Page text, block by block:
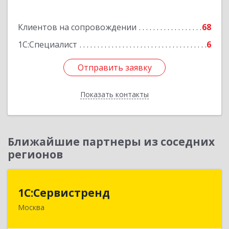
Клиентов на сопровождении
68
1С:Специалист
6
Отправить заявку
Показать контакты
Отправить заявку
Назад
Ближайшие партнеры из соседних
регионов
1С:Сервистренд
Москва
107023, Москва г, Семёновский пер, дом № 15,